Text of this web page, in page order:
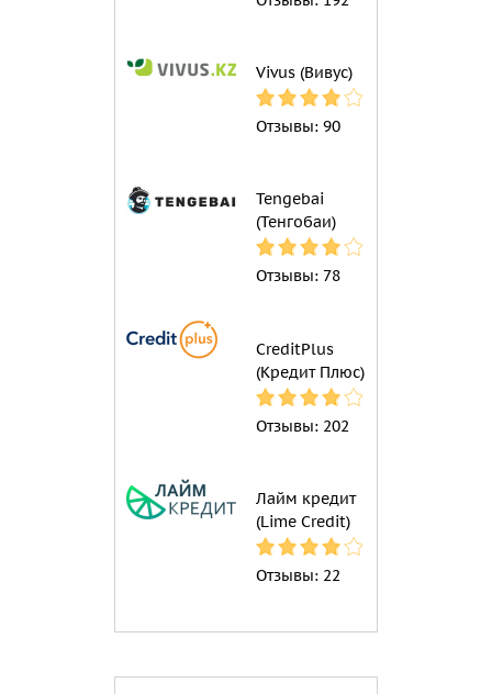
Vivus (Вивус)
Отзывы: 90
Tengebai
(Тенгобаи)
Отзывы: 78
CreditPlus
(Кредит Плюс)
Отзывы: 202
Лайм кредит
(Lime Credit)
Отзывы: 22